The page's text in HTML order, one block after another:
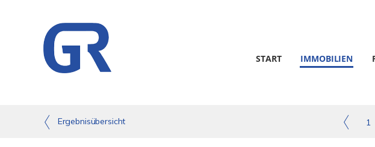
START IMMOBILIEN
Ergebnisübersicht 1